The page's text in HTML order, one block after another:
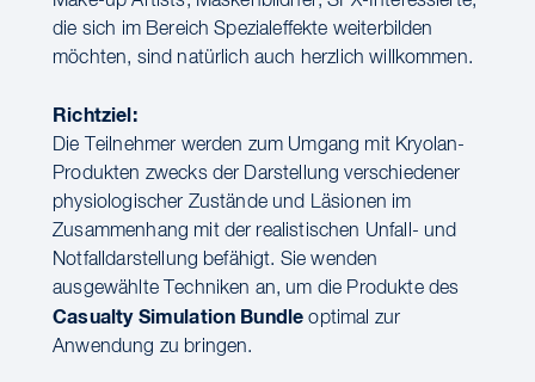
die sich im Bereich Spezialeffekte weiterbilden
möchten, sind natürlich auch herzlich willkommen.
Richtziel:
Die Teilnehmer werden zum Umgang mit Kryolan-
Produkten zwecks der Darstellung verschiedener
physiologischer Zustände und Läsionen im
Zusammenhang mit der realistischen Unfall- und
Notfalldarstellung befähigt. Sie wenden
ausgewählte Techniken an, um die Produkte des
Casualty Simulation Bundle optimal zur
Anwendung zu bringen.